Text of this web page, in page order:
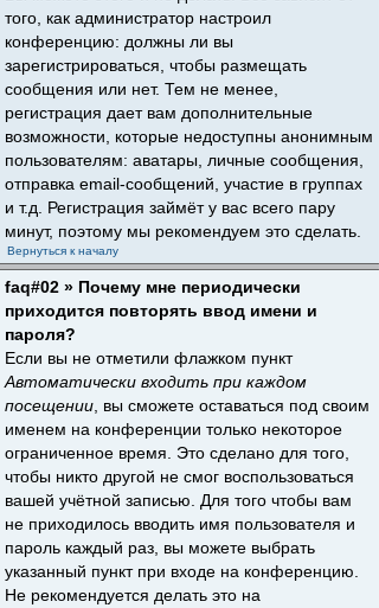
того, как администратор настроил
конференцию: должны ли вы
зарегистрироваться, чтобы размещать
сообщения или нет. Тем не менее,
регистрация дает вам дополнительные
возможности, которые недоступны анонимным
пользователям: аватары, личные сообщения,
отправка email-сообщений, участие в группах
и т.д. Регистрация займёт у вас всего пару
минут, поэтому мы рекомендуем это сделать.
Вернуться к началу
faq#02 » Почему мне периодически
приходится повторять ввод имени и
пароля?
Если вы не отметили флажком пункт
Автоматически входить при каждом
посещении , вы сможете оставаться под своим
именем на конференции только некоторое
ограниченное время. Это сделано для того,
чтобы никто другой не смог воспользоваться
вашей учётной записью. Для того чтобы вам
не приходилось вводить имя пользователя и
пароль каждый раз, вы можете выбрать
указанный пункт при входе на конференцию.
Не рекомендуется делать это на